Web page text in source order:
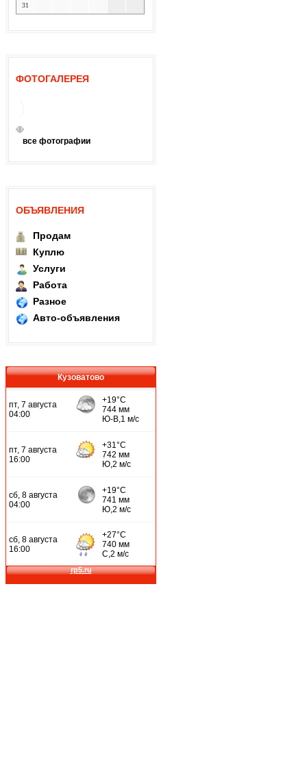
31
ФОТОГАЛЕРЕЯ
все фотографии
ОБЪЯВЛЕНИЯ
Продам
Куплю
Услуги
Работа
Разное
Авто-объявления
Кузоватово